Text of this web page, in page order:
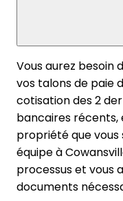
Vous aurez besoin
vos talons de paie
cotisation des 2
bancaires récents,
propriété que
équipe à
processus et vous
documents